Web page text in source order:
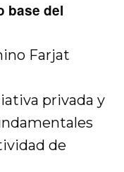
base del
Farjat
privada y
de